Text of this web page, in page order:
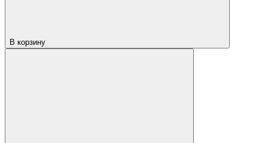
В корзину